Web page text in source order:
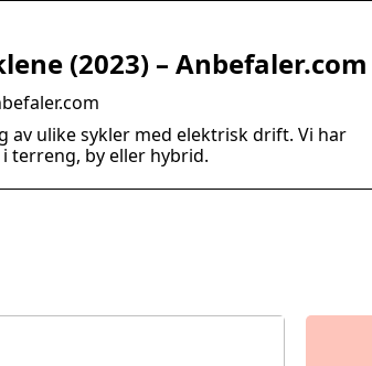
(2023) – Anbefaler.com
av ulike sykler med elektrisk drift. Vi har
terreng, by eller hybrid.